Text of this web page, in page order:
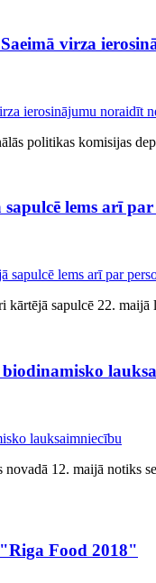
virza
politikas komisijas
lems arī
kārtējā sapulcē 22.
12. maijā notiks
Food 2018"